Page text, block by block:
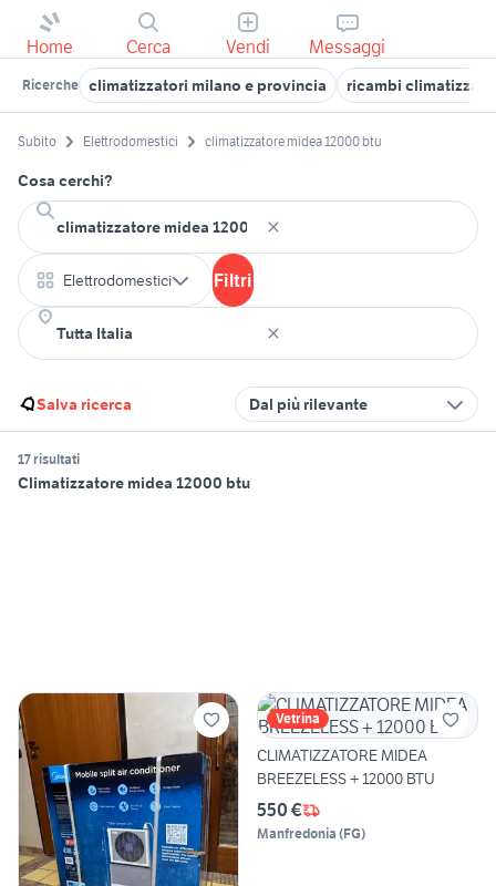
Home Cerca Vendi Messaggi
Ricerche climatizzatori milano e provincia ricambi
Subito Elettrodomestici climatizzatore midea 12000 btu
Cosa cerchi?
Elettrodomestici Filtri
Salva ricerca Dal più rilevante
17 risultati
Climatizzatore midea 12000 btu
Vetrina
CLIMATIZZATORE MIDEA
BREEZELESS + 12000 BTU
550 €
Manfredonia (FG)